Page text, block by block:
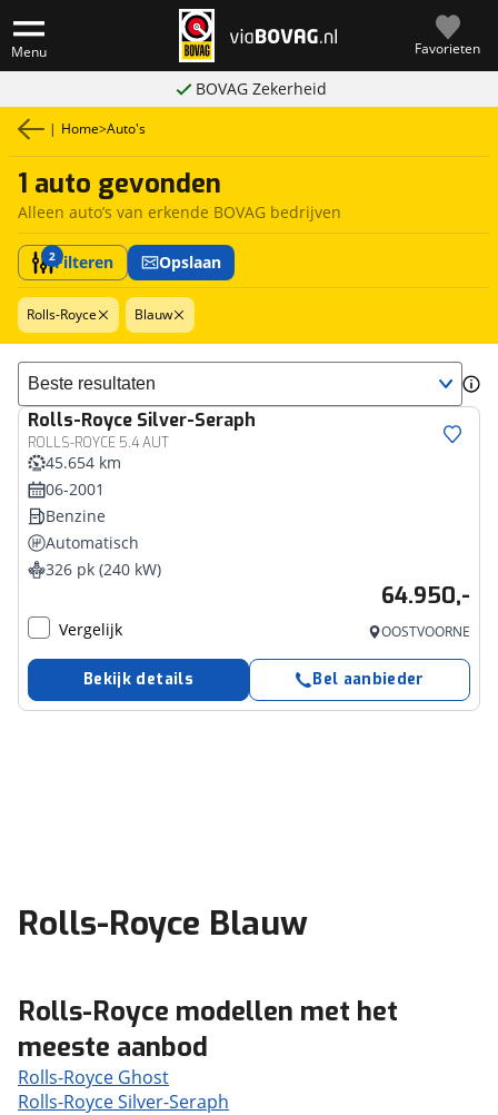
Menu Favorieten
BOVAG Zekerheid
| Home>Auto's
1 auto gevonden
Alleen auto’s van erkende BOVAG bedrijven
2Filteren Opslaan
Rolls-Royce Blauw
Sorteer resultaten
Rolls-Royce Silver-Seraph
ROLLS-ROYCE 5.4 AUT
45.654 km
06-2001
Benzine
Automatisch
326 pk (240 kW)
64.950,-
Vergelijk OOSTVOORNE
Bekijk details Bel aanbieder
Rolls-Royce Blauw
Rolls-Royce modellen met het
meeste aanbod
Rolls-Royce Ghost
Rolls-Royce Silver-Seraph